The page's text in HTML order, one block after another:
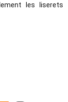
les liserets